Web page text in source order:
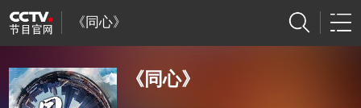
《同心》
《同心》